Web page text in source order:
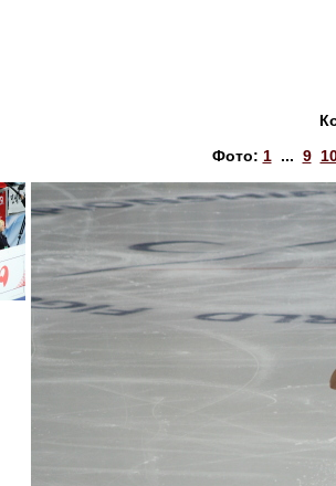
Фото: 1... 9